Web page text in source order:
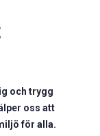
och trygg
oss att
för alla.